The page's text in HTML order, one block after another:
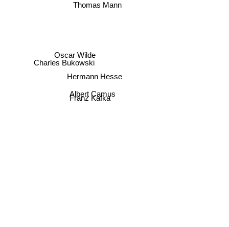
Thomas Mann
Charles Bukowski
Oscar Wilde
Hermann Hesse
Albert Camus
Franz Kafka